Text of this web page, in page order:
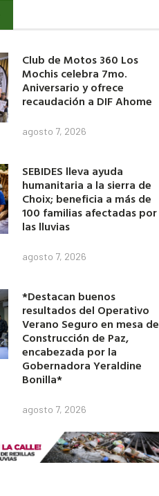
Club de Motos 360 Los
Mochis celebra 7mo.
Aniversario y ofrece
recaudación a DIF Ahome
agosto 7, 2026
SEBIDES lleva ayuda
humanitaria a la sierra de
Choix; beneficia a más de
100 familias afectadas por
las lluvias
agosto 7, 2026
*Destacan buenos
resultados del Operativo
Verano Seguro en mesa de
Construcción de Paz,
encabezada por la
Gobernadora Yeraldine
Bonilla*
agosto 7, 2026